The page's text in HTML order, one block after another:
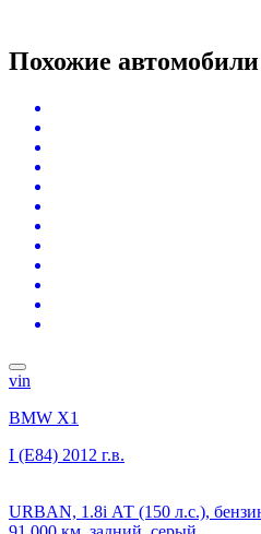
Похожие автомобили
vin
BMW X1
I (E84) 2012 г.в.
URBAN, 1.8i АТ (150 л.с.),